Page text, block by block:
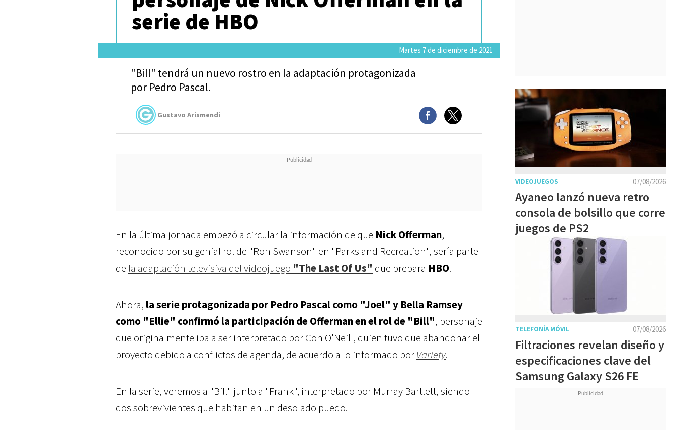
serie de HBO
Martes 7 de diciembre de 2021
"Bill" tendrá un nuevo rostro en la adaptación protagonizada
por Pedro Pascal.
Gustavo Arismendi
En la última jornada empezó a circular la información de que Nick Offerman,
reconocido por su genial rol de "Ron Swanson" en "Parks and Recreation", sería parte
de la adaptación televisiva del videojuego "The Last Of Us" que prepara HBO.
Ahora, la serie protagonizada por Pedro Pascal como "Joel" y Bella Ramsey
como "Ellie" confirmó la participación de Offerman en el rol de "Bill", personaje
que originalmente iba a ser interpretado por Con O'Neill, quien tuvo que abandonar el
proyecto debido a conflictos de agenda, de acuerdo a lo informado porVariety.
En la serie, veremos a "Bill" junto a "Frank", interpretado por Murray Bartlett, siendo
dos sobrevivientes que habitan en un desolado puedo.
07/08/2026
VIDEOJUEGOS
Ayaneo lanzó nueva retro
consola de bolsillo que corre
juegos de PS2
07/08/2026
TELEFONÍA MÓVIL
Filtraciones revelan diseño y
especificaciones clave del
Samsung Galaxy S26 FE